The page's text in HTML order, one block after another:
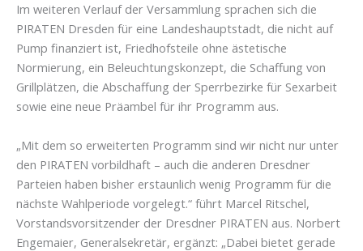
Im weiteren Verlauf der Versammlung sprachen sich die
PIRATEN Dresden für eine Landeshauptstadt, die nicht auf
Pump finanziert ist, Friedhofsteile ohne ästetische
Normierung, ein Beleuchtungskonzept, die Schaffung von
Grillplätzen, die Abschaffung der Sperrbezirke für Sexarbeit
sowie eine neue Präambel für ihr Programm aus.
„Mit dem so erweiterten Programm sind wir nicht nur unter
den PIRATEN vorbildhaft – auch die anderen Dresdner
Parteien haben bisher erstaunlich wenig Programm für die
nächste Wahlperiode vorgelegt.“ führt Marcel Ritschel,
Vorstandsvorsitzender der Dresdner PIRATEN aus. Norbert
Engemaier, Generalsekretär, ergänzt: „Dabei bietet gerade